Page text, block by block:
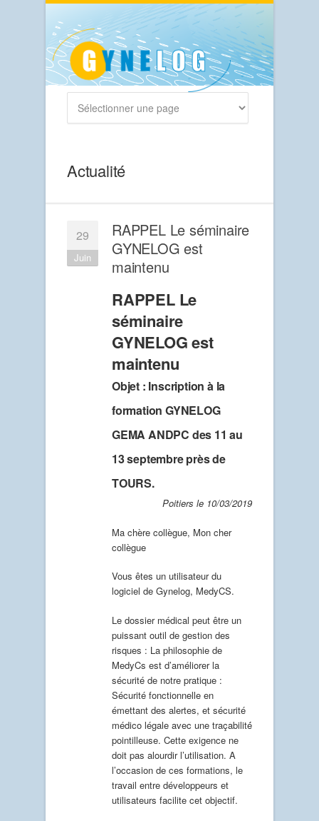
Actualité
29
Juin
RAPPEL Le séminaire
GYNELOG est
maintenu
RAPPEL Le
séminaire
GYNELOG est
maintenu
Objet : Inscription à la
formation GYNELOG
GEMA ANDPC des 11 au
13 septembre près de
TOURS.
Poitiers le 10/03/2019
Ma chère collègue, Mon cher
collègue
Vous êtes un utilisateur du
logiciel de Gynelog, MedyCS.
Le dossier médical peut être un
puissant outil de gestion des
risques : La philosophie de
MedyCs est d’améliorer la
sécurité de notre pratique :
Sécurité fonctionnelle en
émettant des alertes, et sécurité
médico légale avec une traçabilité́
pointilleuse. Cette exigence ne
doit pas alourdir l’utilisation. A
l’occasion de ces formations, le
travail entre développeurs et
utilisateurs facilite cet objectif.